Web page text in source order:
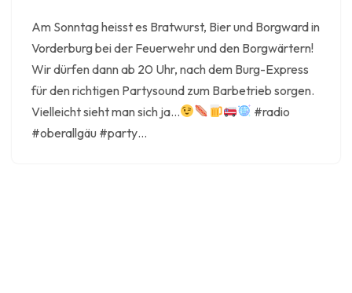
Am Sonntag heisst es Bratwurst, Bier und Borgward in
Vorderburg bei der Feuerwehr und den Borgwärtern!
Wir dürfen dann ab 20 Uhr, nach dem Burg-Express
für den richtigen Partysound zum Barbetrieb sorgen.
Vielleicht sieht man sich ja…
#radio
#oberallgäu #party…